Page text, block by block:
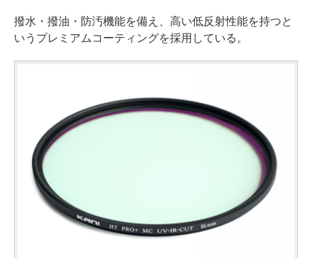
撥水・撥油・防汚機能を備え、高い低反射性能を持つと
いうプレミアムコーティングを採用している。